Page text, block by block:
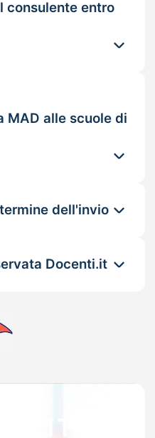
consulente entro
MAD alle scuole di
dell'invio
Docenti.it